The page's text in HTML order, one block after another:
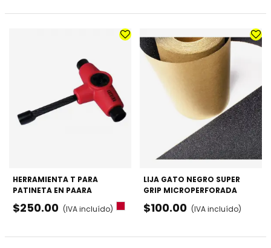
HERRAMIENTA T PARA
PATINETA EN PAARA
BARRENAR
$250.00 (IVA incluído)
LIJA GATO NEGRO SUPER
GRIP MICROPERFORADA
$100.00 (IVA incluído)